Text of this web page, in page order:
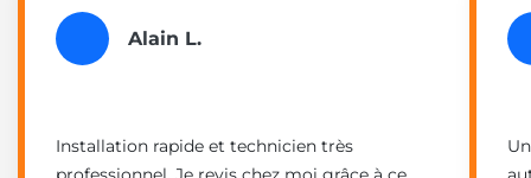
Alain L.
Installation rapide et technicien très